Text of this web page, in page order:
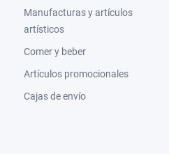
Manufacturas y artículos
artísticos
Comer y beber
Artículos promocionales
Cajas de envío